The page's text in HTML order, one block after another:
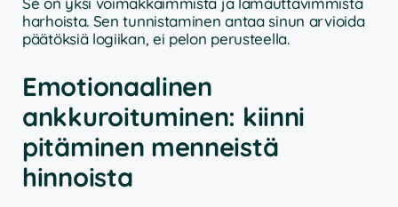
harhoista. Sen tunnistaminen antaa sinun arvioida
päätöksiä logiikan, ei pelon perusteella.
Emotionaalinen
ankkuroituminen: kiinni
pitäminen menneistä
hinnoista